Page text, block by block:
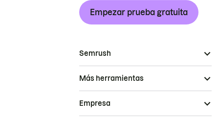
Empezar prueba gratuita
Semrush
Más herramientas
Empresa